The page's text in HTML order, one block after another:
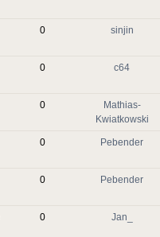
0 sinjin
0 c64
0
Mathias-
Kwiatkowski
0 Pebender
0 Pebender
0 Jan_